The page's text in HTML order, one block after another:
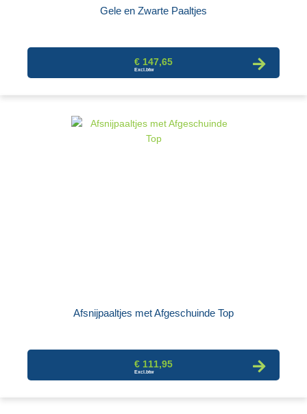
Gele en Zwarte Paaltjes
€ 147,65
Afsnijpaaltjes met Afgeschuinde Top
€ 111,95